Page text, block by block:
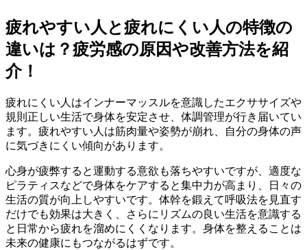
疲れやすい人と疲れにくい人の特徴の
違いは？疲労感の原因や改善方法を紹
介！
疲れにくい人はインナーマッスルを意識したエクササイズや
規則正しい生活で身体を安定させ、体調管理が行き届いてい
ます。疲れやすい人は筋肉量や姿勢が崩れ、自分の身体の声
に気づきにくい傾向があります。
心身が疲弊すると運動する意欲も落ちやすいですが、適度な
ピラティスなどで身体をケアすると集中力が高まり、日々の
生活の質が向上しやすいです。体幹を鍛えて呼吸法を見直す
だけでも効果は大きく、さらにリズムの良い生活を意識する
と日常から疲れを溜めにくくなります。身体を整えることは
未来の健康にもつながるはずです。